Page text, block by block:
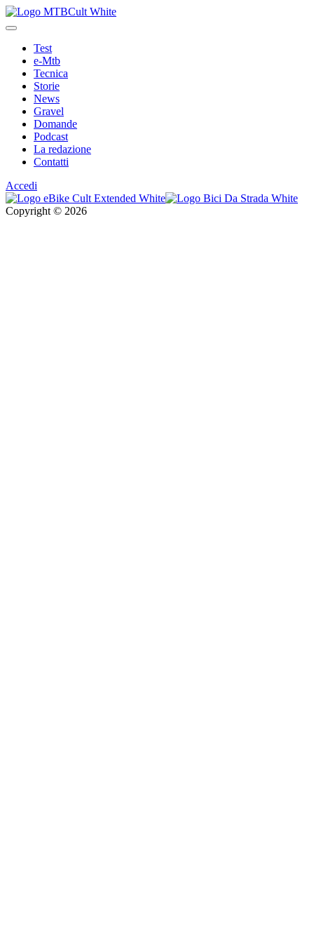
Test
e-Mtb
Tecnica
Storie
News
Gravel
Domande
Podcast
La redazione
Contatti
Accedi
Copyright © 2026